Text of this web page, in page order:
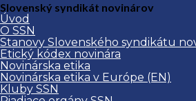
Slovenský syndikát novinárov
Úvod
O SSN
Stanovy Slovenského syndikátu
Etický kódex novinára
Novinárska etika
Novinárska etika v Európe (EN)
Kluby SSN